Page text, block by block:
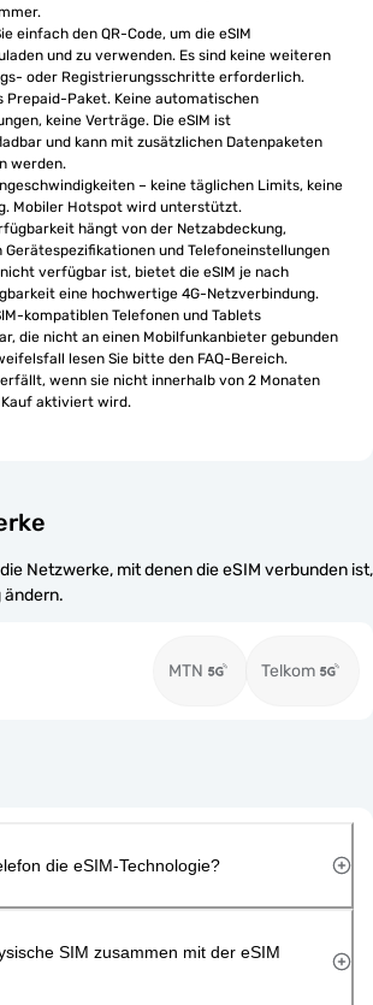
einfach den QR-Code, um die eSIM
und zu verwenden. Es sind keine weiteren
oder Registrierungsschritte erforderlich.
Prepaid-Paket. Keine automatischen
keine Verträge. Die eSIM ist
und kann mit zusätzlichen Datenpaketen
werden.
– keine täglichen Limits, keine
Mobiler Hotspot wird unterstützt.
hängt von der Netzabdeckung,
Gerätespezifikationen und Telefoneinstellungen
nicht verfügbar ist, bietet die eSIM je nach
eine hochwertige 4G-Netzverbindung.
kompatiblen Telefonen und Tablets
die nicht an einen Mobilfunkanbieter gebunden
lesen Sie bitte den FAQ-Bereich.
wenn sie nicht innerhalb von 2 Monaten
aktiviert wird.
Netzwerke, mit denen die eSIM verbunden ist,
ändern.
MTN Telkom
die eSIM-Technologie?
SIM zusammen mit der eSIM